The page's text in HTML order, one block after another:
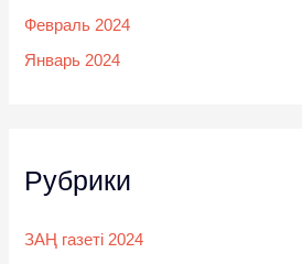
Февраль 2024
Январь 2024
Рубрики
ЗАҢ газеті 2024